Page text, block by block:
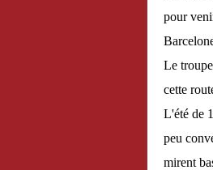
pour
Le
cette
L'été de
peu
mirent